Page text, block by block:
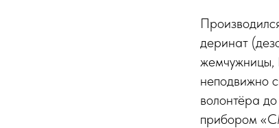
деринат
неподвижно
волонтёра
прибором